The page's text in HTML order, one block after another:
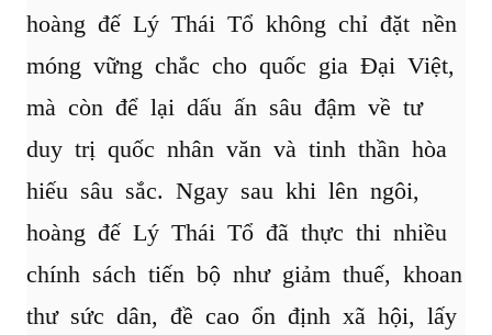
hoàng đế Lý Thái Tổ không chỉ đặt nền
móng vững chắc cho quốc gia Đại Việt,
mà còn để lại dấu ấn sâu đậm về tư
duy trị quốc nhân văn và tinh thần hòa
hiếu sâu sắc. Ngay sau khi lên ngôi,
hoàng đế Lý Thái Tổ đã thực thi nhiều
chính sách tiến bộ như giảm thuế, khoan
thư sức dân, đề cao ổn định xã hội, lấy